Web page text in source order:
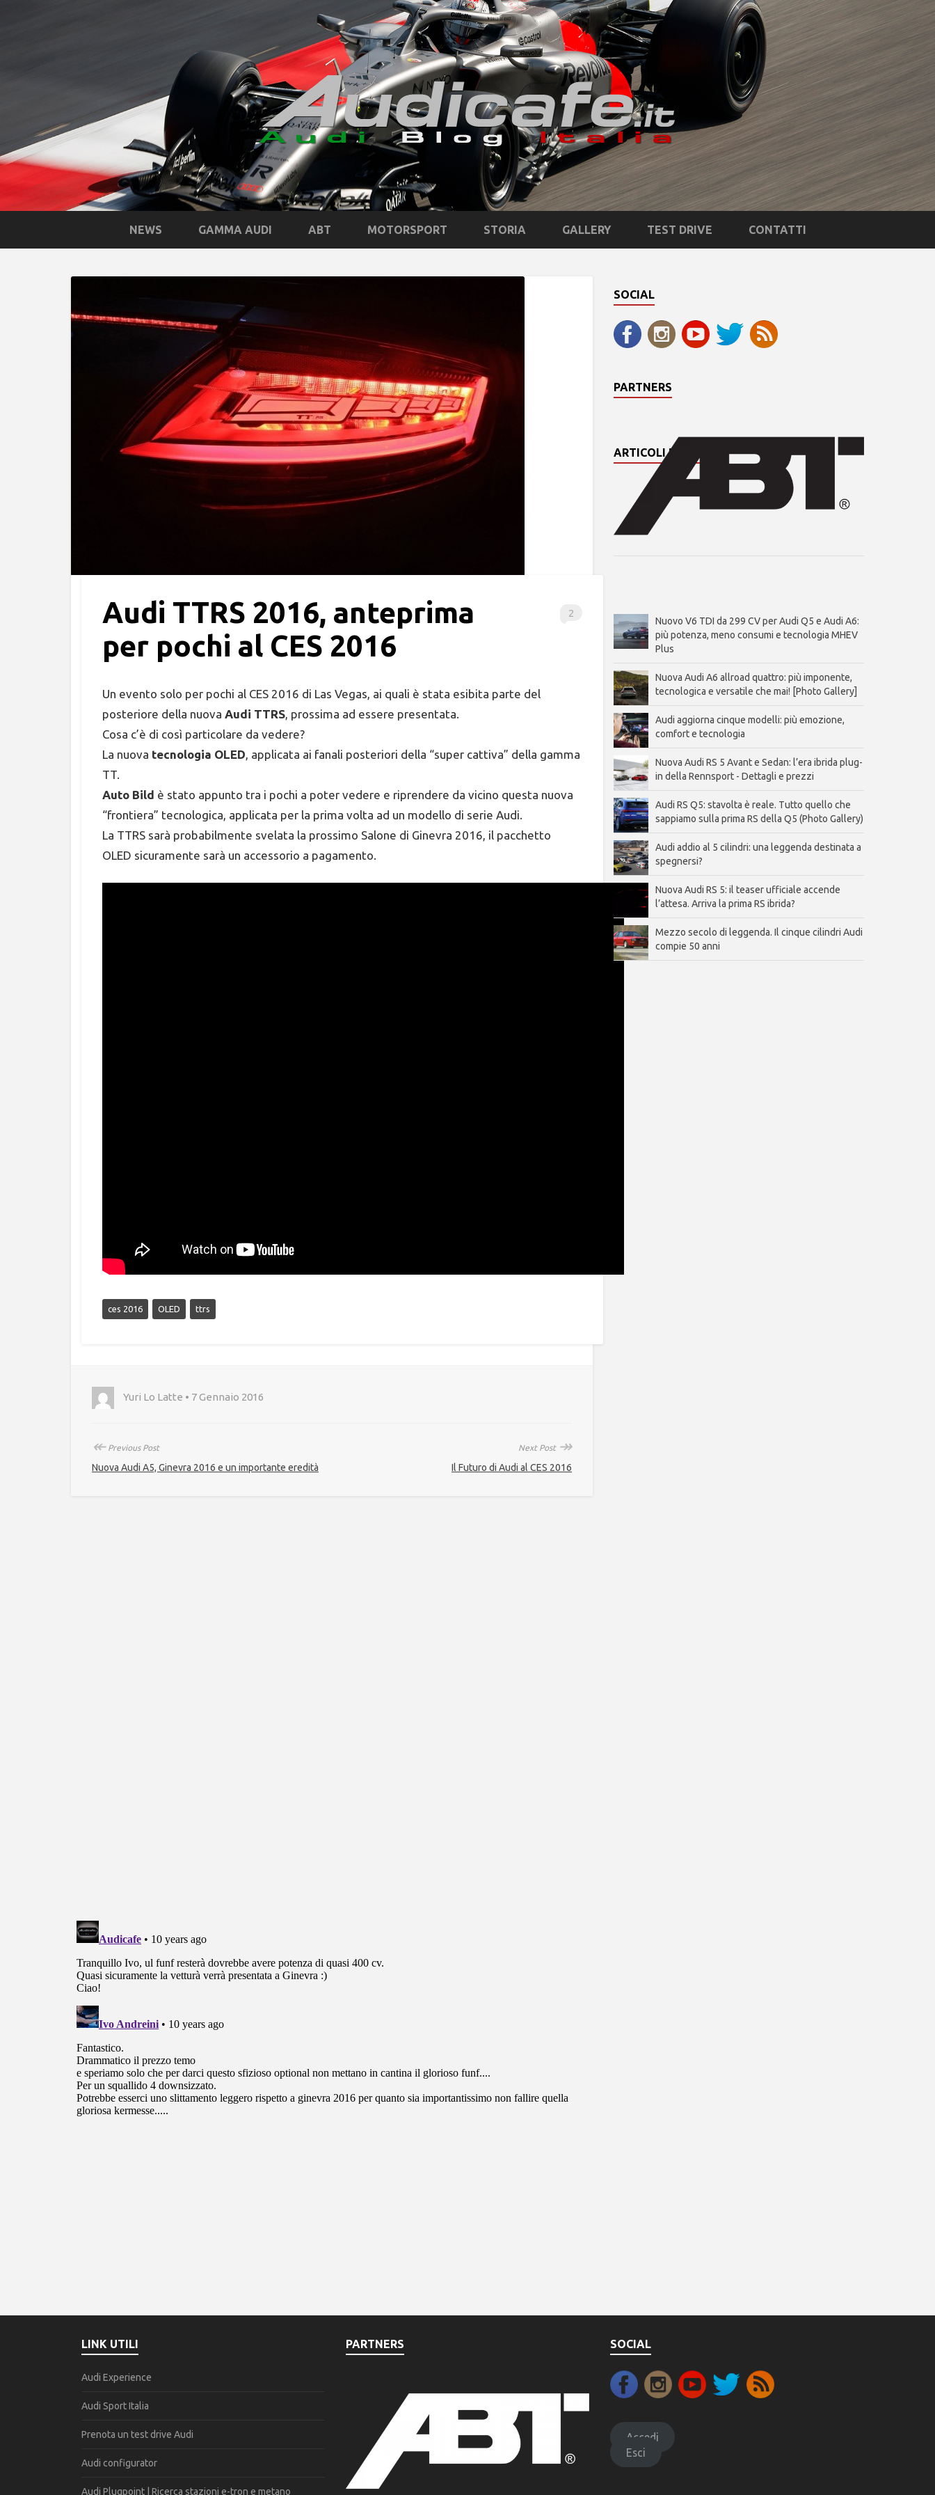
NEWS GAMMA AUDI ABT MOTORSPORT STORIA GALLERY TEST DRIVE CONTATTI
2
Audi TTRS 2016, anteprima
per pochi al CES 2016
Un evento solo per pochi al CES 2016 di Las Vegas, ai quali è stata esibita parte del
posteriore della nuova Audi TTRS, prossima ad essere presentata.
Cosa c’è di così particolare da vedere?
La nuova tecnologia OLED, applicata ai fanali posteriori della “super cattiva” della gamma
TT.
Auto Bild è stato appunto tra i pochi a poter vedere e riprendere da vicino questa nuova
“frontiera” tecnologica, applicata per la prima volta ad un modello di serie Audi.
La TTRS sarà probabilmente svelata la prossimo Salone di Ginevra 2016, il pacchetto
OLED sicuramente sarà un accessorio a pagamento.
ces 2016 OLED ttrs
Yuri Lo Latte • 7 Gennaio 2016
↞Previous Post
Nuova Audi A5, Ginevra 2016 e un importante eredità
Next Post ↠
Il Futuro di Audi al CES 2016
SOCIAL
PARTNERS
ARTICOLI PIÙ LETTI
Nuovo V6 TDI da 299 CV per Audi Q5 e Audi A6:
più potenza, meno consumi e tecnologia MHEV
Plus
Nuova Audi A6 allroad quattro: più imponente,
tecnologica e versatile che mai! [Photo Gallery]
Audi aggiorna cinque modelli: più emozione,
comfort e tecnologia
Nuova Audi RS 5 Avant e Sedan: l’era ibrida plug-
in della Rennsport - Dettagli e prezzi
Audi RS Q5: stavolta è reale. Tutto quello che
sappiamo sulla prima RS della Q5 (Photo Gallery)
Audi addio al 5 cilindri: una leggenda destinata a
spegnersi?
Nuova Audi RS 5: il teaser ufficiale accende
l’attesa. Arriva la prima RS ibrida?
Mezzo secolo di leggenda. Il cinque cilindri Audi
compie 50 anni
LINK UTILI
Audi Experience
Audi Sport Italia
Prenota un test drive Audi
Audi configurator
Audi Plugpoint | Ricerca stazioni e-tron e metano
PARTNERS SOCIAL
Accedi
Esci